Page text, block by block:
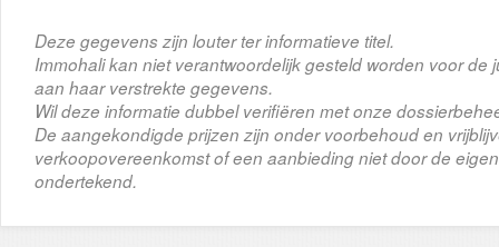
Deze gegevens zijn louter ter informatieve titel.
Immohali kan niet verantwoordelijk gesteld worden voor de
aan haar verstrekte gegevens.
Wil deze informatie dubbel verifiëren met onze
De aangekondigde prijzen zijn onder voorbehoud en
verkoopovereenkomst of een aanbieding niet door de
ondertekend.